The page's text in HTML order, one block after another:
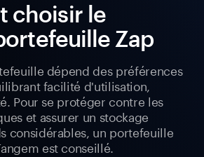
choisir le
Zap
dépend des préférences
facilité d'utilisation,
Pour se protéger contre les
et assurer un stockage
considérables, un portefeuille
est conseillé.